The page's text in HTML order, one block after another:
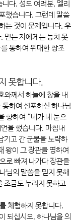
다. 성도 여러분, 엘리
했습니다. 그런데 말씀
는 것이 문제입니다. 우
믿는 자에게는 능치 못
통하여 위대한 창조
못합니다.
와께서 하늘에 창을 내
하여 선포하신 하나님
향하여 “네가 네 눈으
을 했습니다. 마침내
기고 간 군물을 노략하
왕이 그 장관을 명하여
로 빠져 나가다 장관을
님의 말씀을 믿지 못해
조금도 누리지 못하고
체험하지 못합니다.
되십시오. 하나님을 의